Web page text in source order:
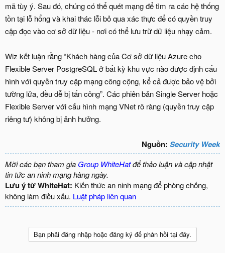
mã tùy ý. Sau đó, chúng có thể quét mạng để tìm ra các hệ thống
tồn tại lỗ hổng và khai thác lỗi bỏ qua xác thực để có quyền truy
cập đọc vào cơ sở dữ liệu - nơi có thể lưu trữ dữ liệu nhạy cảm.
Wiz kết luận rằng “Khách hàng của Cơ sở dữ liệu Azure cho
Flexible Server PostgreSQL ở bất kỳ khu vực nào được định cấu
hình với quyền truy cập mạng công cộng, kể cả được bảo vệ bởi
tường lửa, đều dễ bị tấn công”. Các phiên bản Single Server hoặc
Flexible Server với cấu hình mạng VNet rõ ràng (quyền truy cập
riêng tư) không bị ảnh hưởng.
Nguồn: Security Week
Mời các bạn tham gia Group WhiteHatđể thảo luận và cập nhật
tin tức an ninh mạng hàng ngày.
Lưu ý từ WhiteHat: Kiến thức an ninh mạng để phòng chống,
không làm điều xấu. Luật pháp liên quan
Bạn phải đăng nhập hoặc đăng ký để phản hồi tại đây.